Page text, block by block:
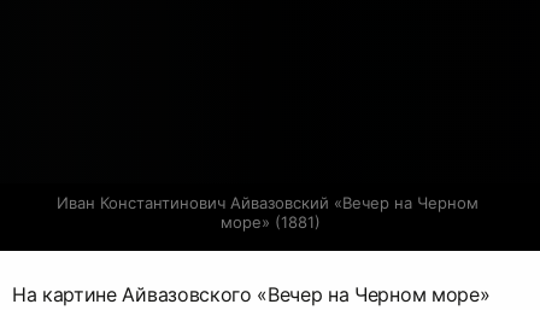
Иван Константинович Айвазовский «Вечер на Черном
море» (1881)
На картине Айвазовского «Вечер на Черном море»